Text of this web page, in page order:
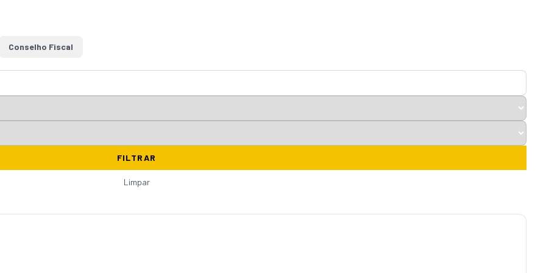
Conselho Fiscal
FILTRAR
Limpar